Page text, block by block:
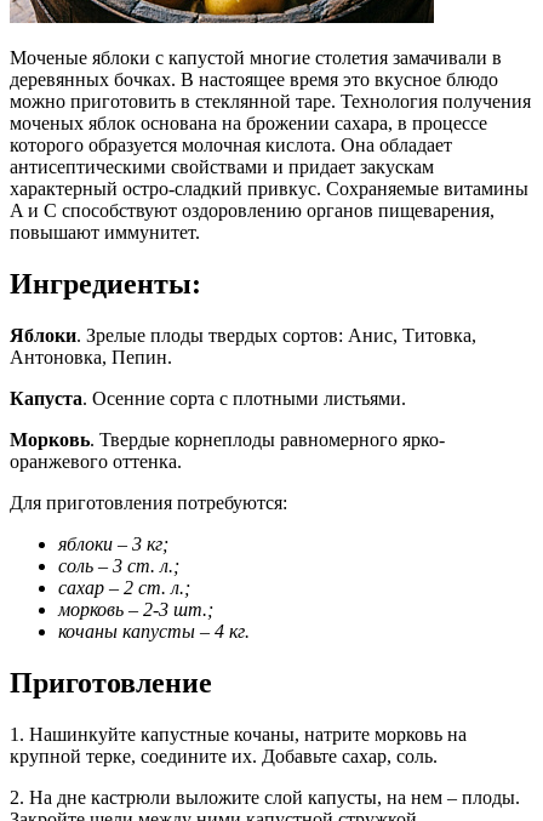
Моченые яблоки с капустой многие столетия замачивали в
деревянных бочках. В настоящее время это вкусное блюдо
можно приготовить в стеклянной таре. Технология получения
моченых яблок основана на брожении сахара, в процессе
которого образуется молочная кислота. Она обладает
антисептическими свойствами и придает закускам
характерный остро-сладкий привкус. Сохраняемые витамины
A и C способствуют оздоровлению органов пищеварения,
повышают иммунитет.
Ингредиенты:
Яблоки. Зрелые плоды твердых сортов: Анис, Титовка,
Антоновка, Пепин.
Капуста. Осенние сорта с плотными листьями.
Морковь. Твердые корнеплоды равномерного ярко-
оранжевого оттенка.
Для приготовления потребуются:
яблоки – 3 кг;
соль – 3 ст. л.;
сахар – 2 ст. л.;
морковь – 2-3 шт.;
кочаны капусты – 4 кг.
Приготовление
1. Нашинкуйте капустные кочаны, натрите морковь на
крупной терке, соедините их. Добавьте сахар, соль.
2. На дне кастрюли выложите слой капусты, на нем – плоды.